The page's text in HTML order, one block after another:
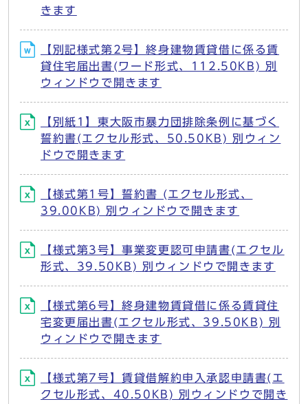
きます
【別記様式第2号】終身建物賃貸借に係る賃
貸住宅届出書(ワード形式、112.50KB) 別
ウィンドウで開きます
【別紙1】東大阪市暴力団排除条例に基づく
誓約書(エクセル形式、50.50KB) 別ウィン
ドウで開きます
【様式第1号】誓約書 (エクセル形式、
39.00KB) 別ウィンドウで開きます
【様式第3号】事業変更認可申請書(エクセル
形式、39.50KB) 別ウィンドウで開きます
【様式第6号】終身建物賃貸借に係る賃貸住
宅変更届出書(エクセル形式、39.50KB) 別
ウィンドウで開きます
【様式第7号】賃貸借解約申入承認申請書(エ
クセル形式、40.50KB) 別ウィンドウで開き